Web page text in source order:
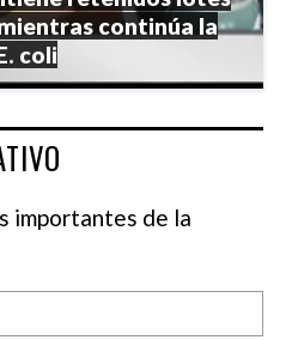
continúa la
coli
importantes de la